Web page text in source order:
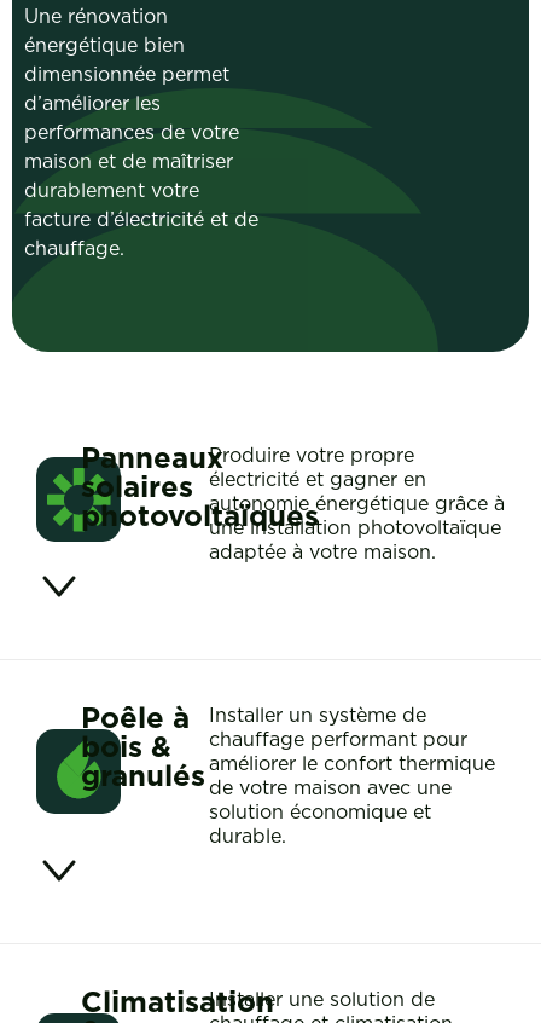
Une rénovation
énergétique bien
dimensionnée permet
d’améliorer les
performances de votre
maison et de maîtriser
durablement votre
facture d’électricité et de
chauffage.
Panneaux
solaires
photovoltaïques
Produire votre propre
électricité et gagner en
autonomie énergétique grâce à
une installation photovoltaïque
adaptée à votre maison.
Poêle à
bois &
granulés
Installer un système de
chauffage performant pour
améliorer le confort thermique
de votre maison avec une
solution économique et
durable.
ClimatisationInstaller une solution de